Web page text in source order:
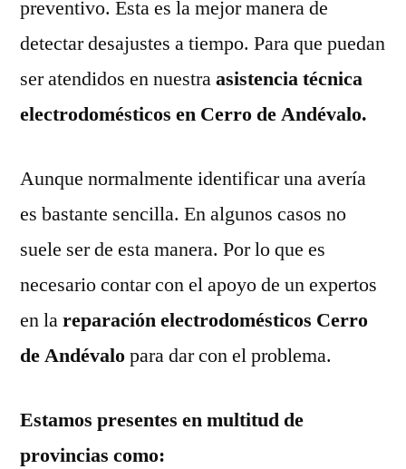
preventivo. Esta es la mejor manera de
detectar desajustes a tiempo. Para que puedan
ser atendidos en nuestraasistencia técnica
electrodomésticos en Cerro de Andévalo.
Aunque normalmente identificar una avería
es bastante sencilla. En algunos casos no
suele ser de esta manera. Por lo que es
necesario contar con el apoyo de un expertos
en lareparación electrodomésticos Cerro
de Andévalopara dar con el problema.
Estamos presentes en multitud de
provincias como: